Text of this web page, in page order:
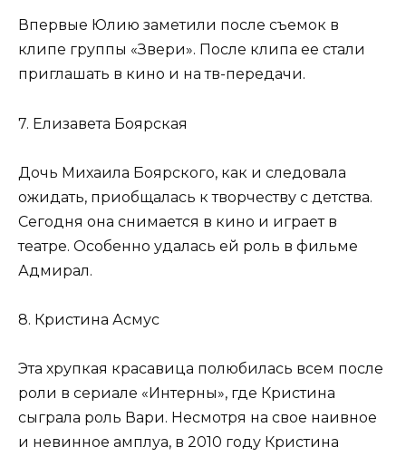
Впервые Юлию заметили после съемок в
клипе группы «Звери». После клипа ее стали
приглашать в кино и на тв-передачи.
7. Елизавета Боярская
Дочь Михаила Боярского, как и следовала
ожидать, приобщалась к творчеству с детства.
Сегодня она снимается в кино и играет в
театре. Особенно удалась ей роль в фильме
Адмирал.
8. Кристина Асмус
Эта хрупкая красавица полюбилась всем после
роли в сериале «Интерны», где Кристина
сыграла роль Вари. Несмотря на свое наивное
и невинное амплуа, в 2010 году Кристина